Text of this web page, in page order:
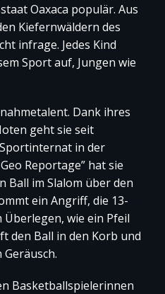
Oaxaca populär. Aus
Kiefernwäldern des
infrage. Jedes Kind
Sport auf, Jungen wie
Dank ihres
geht sie seit
in der
Reportage” hat sie
Ball im Slalom über den
ein Angriff, die 13-
wie ein Pfeil
den Ball in den Korb und
Basketballspielerinnen